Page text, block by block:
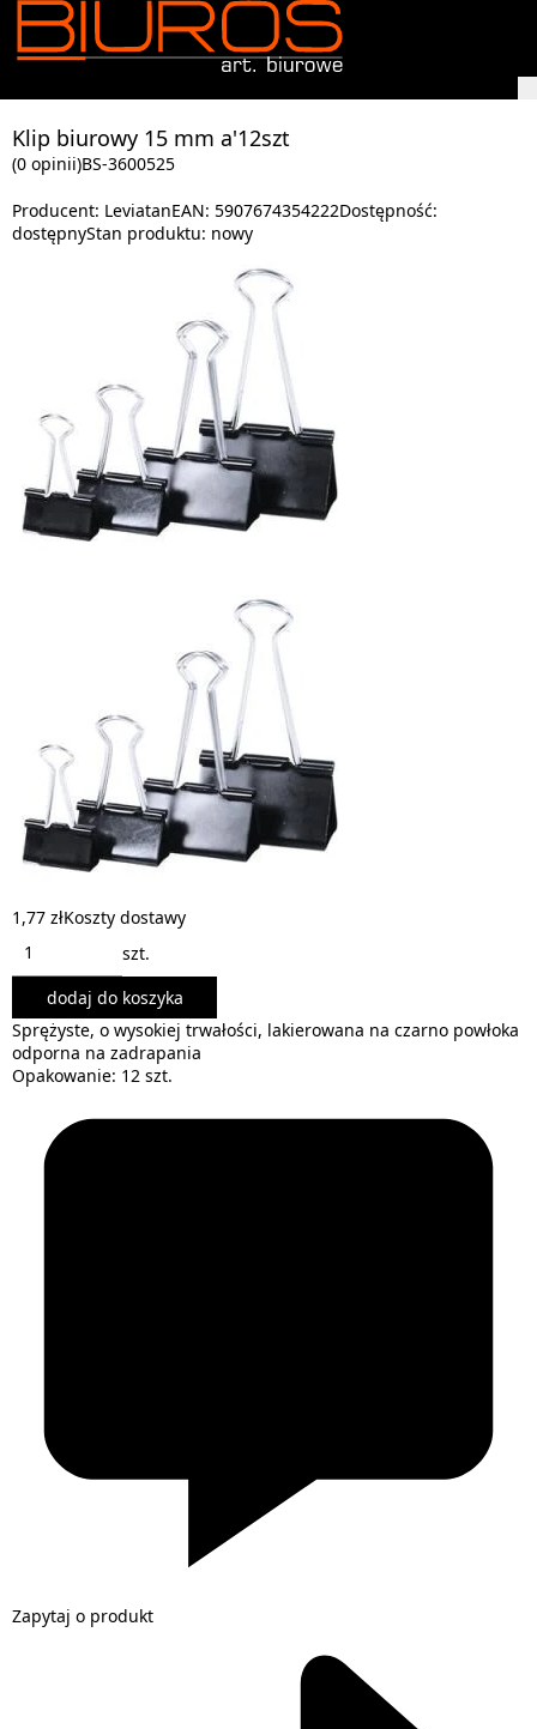
Klip biurowy 15 mm a'12szt
(0 opinii)BS-3600525
Producent: LeviatanEAN: 5907674354222Dostępność:
dostępnyStan produktu: nowy
1,77 złKoszty dostawy
szt.
dodaj do koszyka
Sprężyste, o wysokiej trwałości, lakierowana na czarno powłoka
odporna na zadrapania
Opakowanie: 12 szt.
Zapytaj o produkt